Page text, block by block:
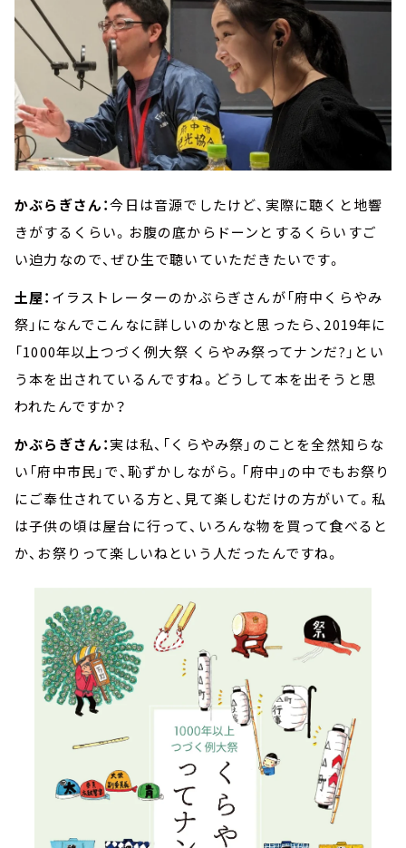
かぶらぎさん：今日は音源でしたけど、実際に聴くと地響
きがするくらい。お腹の底からドーンとするくらいすご
い迫力なので、ぜひ生で聴いていただきたいです。
土屋： イラストレーターのかぶらぎさんが「府中くらやみ
祭」になんでこんなに詳しいのかなと思ったら、2019年に
「1000年以上つづく例大祭 くらやみ祭ってナンだ?」とい
う本を出されているんですね。どうして本を出そうと思
われたんですか？
かぶらぎさん：実は私、「くらやみ祭」のことを全然知らな
い「府中市民」で、恥ずかしながら。「府中」の中でもお祭り
にご奉仕されている方と、見て楽しむだけの方がいて。私
は子供の頃は屋台に行って、いろんな物を買って食べると
か、お祭りって楽しいねという人だったんですね。